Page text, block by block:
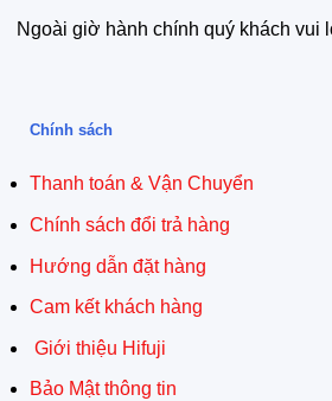
Ngoài giờ hành chính quý khách vui
Chính sách
Thanh toán & Vận Chuyển
Chính sách đổi trả hàng
Hướng dẫn đặt hàng
Cam kết khách hàng
Giới thiệu Hifuji
Bảo Mật thông tin